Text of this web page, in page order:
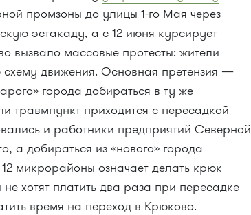
промзоны до улицы 1-го Мая через
эстакаду, а с 12 июня курсирует
вызвало массовые протесты: жители
движения. Основная претензия —
города добираться в ту же
травмпункт приходится с пересадкой
и работники предприятий Северной
а добираться из «нового» города
микрорайоны означает делать крюк
хотят платить два раза при пересадке
время на переход в Крюково.